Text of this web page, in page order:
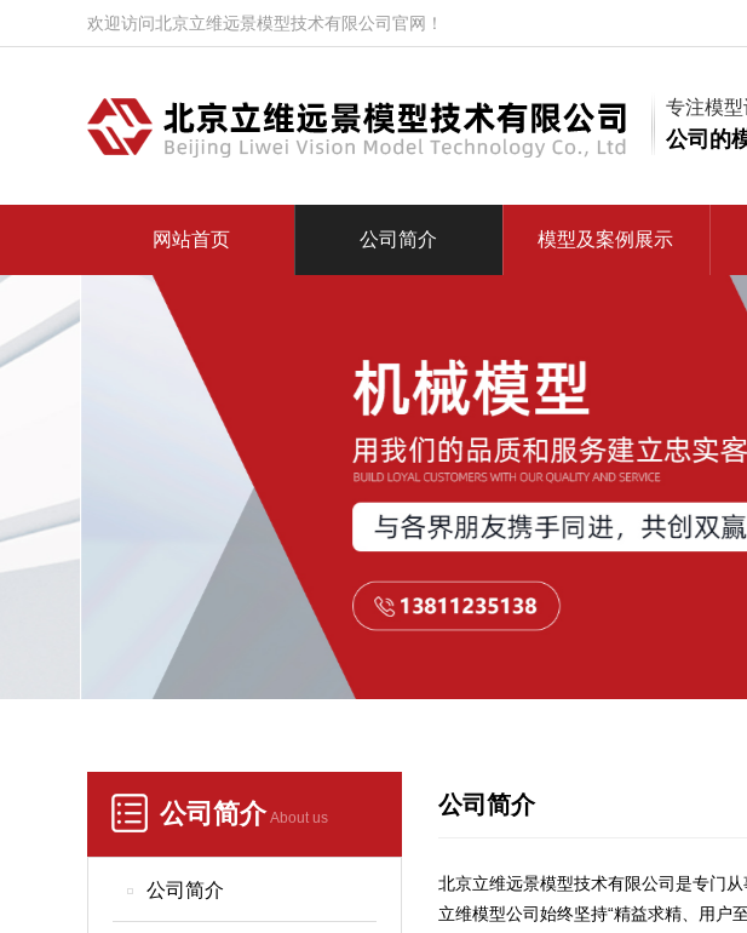
欢迎访问北京立维远景模型技术有限公司官网！
专注模
公司的
网站首页 公司简介 模型及案例展示
公司简介 About us
公司简介
公司简介
北京立维远景模型技术有限公司是专门
立维模型公司始终坚持“精益求精、用户